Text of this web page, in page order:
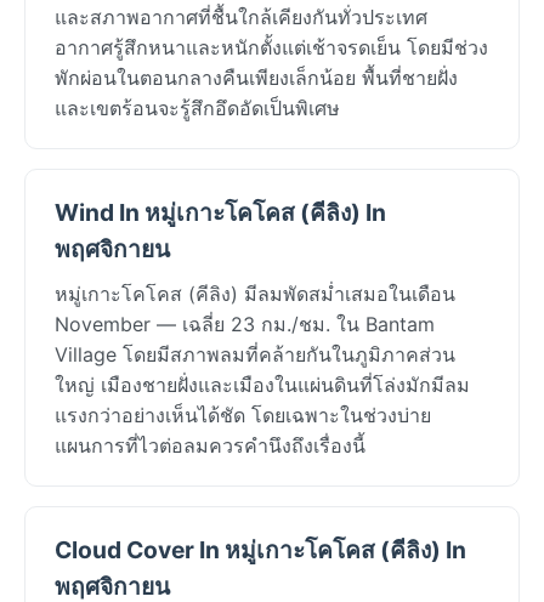
และสภาพอากาศที่ชื้นใกล้เคียงกันทั่วประเทศ
อากาศรู้สึกหนาและหนักตั้งแต่เช้าจรดเย็น โดยมีช่วง
พักผ่อนในตอนกลางคืนเพียงเล็กน้อย พื้นที่ชายฝั่ง
และเขตร้อนจะรู้สึกอึดอัดเป็นพิเศษ
Wind In หมู่เกาะโคโคส (คีลิง) In
พฤศจิกายน
หมู่เกาะโคโคส (คีลิง) มีลมพัดสม่ำเสมอในเดือน
November — เฉลี่ย 23 กม./ชม. ใน Bantam
Village โดยมีสภาพลมที่คล้ายกันในภูมิภาคส่วน
ใหญ่ เมืองชายฝั่งและเมืองในแผ่นดินที่โล่งมักมีลม
แรงกว่าอย่างเห็นได้ชัด โดยเฉพาะในช่วงบ่าย
แผนการที่ไวต่อลมควรคำนึงถึงเรื่องนี้
Cloud Cover In หมู่เกาะโคโคส (คีลิง) In
พฤศจิกายน